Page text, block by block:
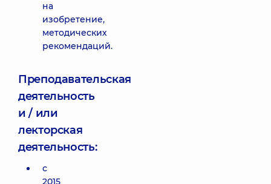
на
изобретение,
методических
рекомендаций.
Преподавательская
деятельность
и / или
лекторская
деятельность:
с
2015